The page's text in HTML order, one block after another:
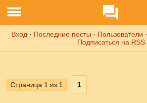
Вход · Последние посты · Пользователи ·
Подписаться на RSS
Страница 1 из 1 1